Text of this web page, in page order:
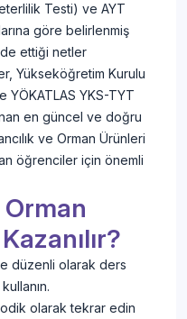
Testi) ve AYT
göre belirlenmiş
ettiği netler
Yükseköğretim Kurulu
YÖKATLAS YKS-TYT
en güncel ve doğru
ve Orman Ürünleri
öğrenciler için önemli
Orman
düzenli olarak ders
olarak tekrar edin